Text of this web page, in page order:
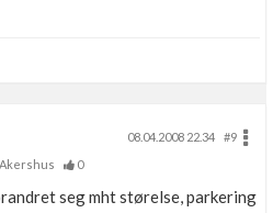
08.04.2008 22.34
#9
0
seg mht størelse, parkering